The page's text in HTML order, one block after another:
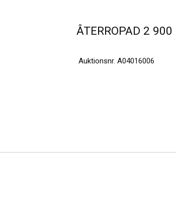
ÅTERROPAD 2 900
Auktionsnr. A04016006